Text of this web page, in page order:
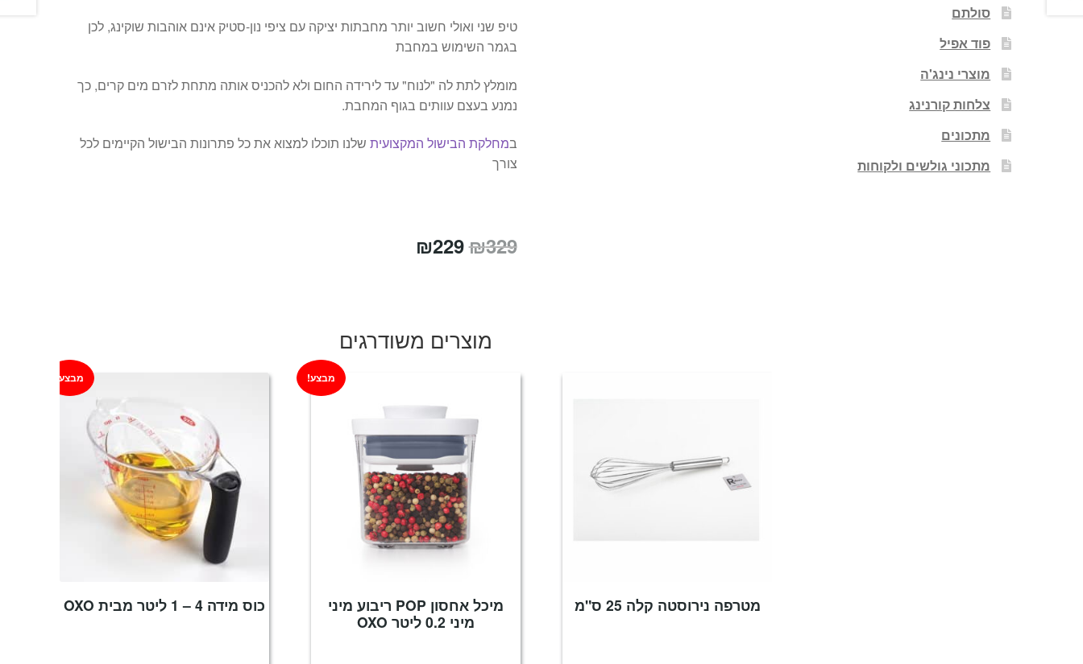
טיפ שני ואולי חשוב יותר מחבתות יציקה עם ציפי נון-סטיק אינם אוהבות שוקינג, לכן
בגמר השימוש במחבת
מומלץ לתת לה "לנוח" עד לירידה החום ולא להכניס אותה מתחת לזרם מים קרים, כך
נמנע בעצם עוותים בגוף המחבת.
במחלקת הבישול המקצועית שלנו תוכלו למצוא את כל פתרונות הבישול הקיימים לכל
צורך
₪329
המחיר
₪329.
₪229
₪229.
מוצרים משודרגים
מטרפה נירוסטה קלה 25 ס"מ
מיכל אחסון POP ריבוע מיני
מיני 0.2 ליטר OXO
מבצע!
כוס מידה 4 – 1 ליטר מבית OXO
מבצע!
סולתם
פוד אפיל
מוצרי נינג'ה
צלחות קורנינג
מתכונים
מתכוני גולשים ולקוחות